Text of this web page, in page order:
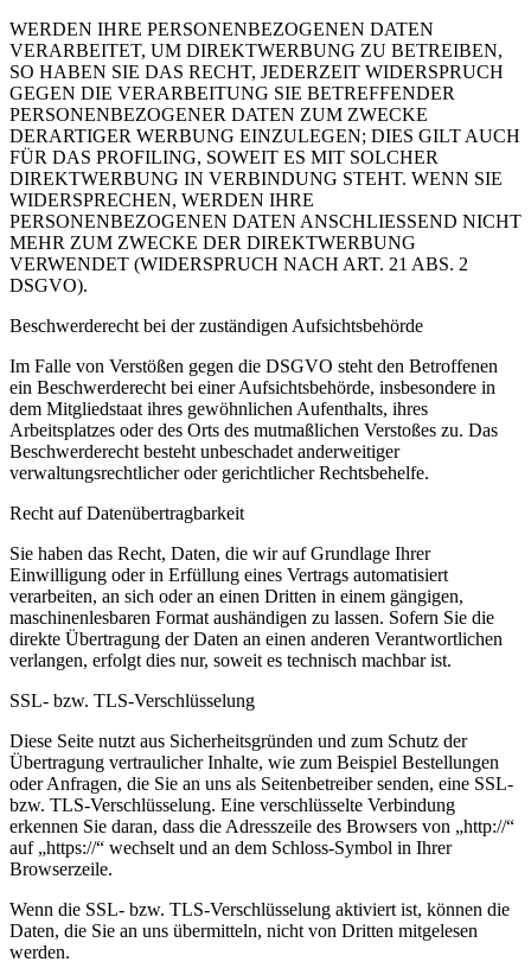
WERDEN IHRE PERSONENBEZOGENEN DATEN
VERARBEITET, UM DIREKTWERBUNG ZU BETREIBEN,
SO HABEN SIE DAS RECHT, JEDERZEIT WIDERSPRUCH
GEGEN DIE VERARBEITUNG SIE BETREFFENDER
PERSONENBEZOGENER DATEN ZUM ZWECKE
DERARTIGER WERBUNG EINZULEGEN; DIES GILT AUCH
FÜR DAS PROFILING, SOWEIT ES MIT SOLCHER
DIREKTWERBUNG IN VERBINDUNG STEHT. WENN SIE
WIDERSPRECHEN, WERDEN IHRE
PERSONENBEZOGENEN DATEN ANSCHLIESSEND NICHT
MEHR ZUM ZWECKE DER DIREKTWERBUNG
VERWENDET (WIDERSPRUCH NACH ART. 21 ABS. 2
DSGVO).
Beschwerderecht bei der zuständigen Aufsichtsbehörde
Im Falle von Verstößen gegen die DSGVO steht den Betroffenen
ein Beschwerderecht bei einer Aufsichtsbehörde, insbesondere in
dem Mitgliedstaat ihres gewöhnlichen Aufenthalts, ihres
Arbeitsplatzes oder des Orts des mutmaßlichen Verstoßes zu. Das
Beschwerderecht besteht unbeschadet anderweitiger
verwaltungsrechtlicher oder gerichtlicher Rechtsbehelfe.
Recht auf Datenübertragbarkeit
Sie haben das Recht, Daten, die wir auf Grundlage Ihrer
Einwilligung oder in Erfüllung eines Vertrags automatisiert
verarbeiten, an sich oder an einen Dritten in einem gängigen,
maschinenlesbaren Format aushändigen zu lassen. Sofern Sie die
direkte Übertragung der Daten an einen anderen Verantwortlichen
verlangen, erfolgt dies nur, soweit es technisch machbar ist.
SSL- bzw. TLS-Verschlüsselung
Diese Seite nutzt aus Sicherheitsgründen und zum Schutz der
Übertragung vertraulicher Inhalte, wie zum Beispiel Bestellungen
oder Anfragen, die Sie an uns als Seitenbetreiber senden, eine SSL-
bzw. TLS-Verschlüsselung. Eine verschlüsselte Verbindung
erkennen Sie daran, dass die Adresszeile des Browsers von „http://“
auf „https://“ wechselt und an dem Schloss-Symbol in Ihrer
Browserzeile.
Wenn die SSL- bzw. TLS-Verschlüsselung aktiviert ist, können die
Daten, die Sie an uns übermitteln, nicht von Dritten mitgelesen
werden.